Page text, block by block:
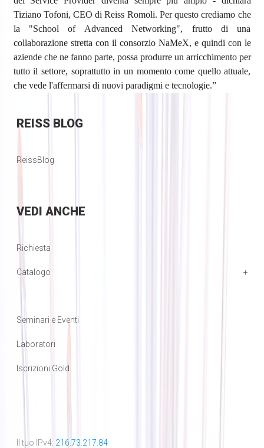
Tiziano Tofoni, CEO di Reiss Romoli. Per questo crediamo che
la "School of Advanced Networking", frutto di una
collaborazione stretta con il consorzio NaMeX, e quindi con le
aziende che ne fanno parte, possa produrre un arricchimento per
tutto il settore, soprattutto in un momento come quello attuale,
che vede l'affermarsi di nuovi paradigmi e tecnologie.”
REISSBLOG
ReissBlog
VEDI ANCHE
Richiesta
Catalogo
Seminari e Eventi
Laboratori
Iscrizioni Gold
Il tuo IPv4: 216.73.217.84